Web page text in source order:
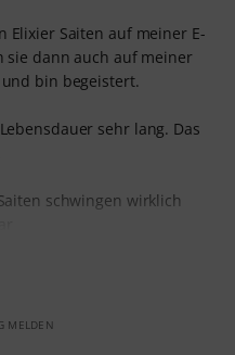
Elixier Saiten auf meiner E-
sie dann auch auf meiner
bin begeistert.
sehr lang. Das
schwingen wirklich
MELDEN